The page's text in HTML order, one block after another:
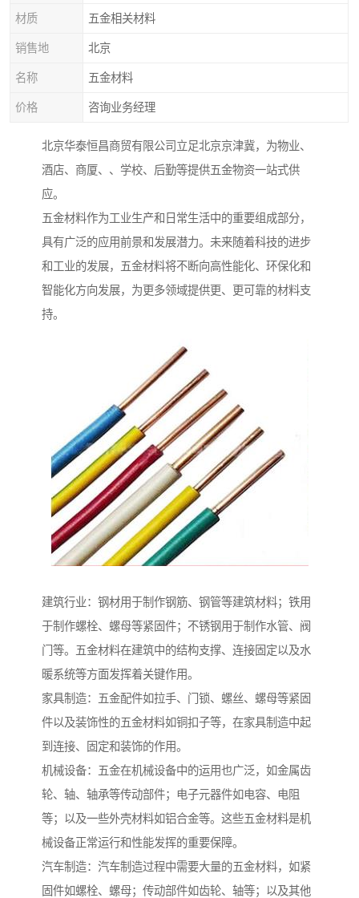
材质 五金相关材料
销售地 北京
名称 五金材料
价格 咨询业务经理
北京华泰恒昌商贸有限公司立足北京京津冀，为物业、
酒店、商厦、、学校、后勤等提供五金物资一站式供
应。
五金材料作为工业生产和日常生活中的重要组成部分，
具有广泛的应用前景和发展潜力。未来随着科技的进步
和工业的发展，五金材料将不断向高性能化、环保化和
智能化方向发展，为更多领域提供更、更可靠的材料支
持。
建筑行业：钢材用于制作钢筋、钢管等建筑材料；铁用
于制作螺栓、螺母等紧固件；不锈钢用于制作水管、阀
门等。五金材料在建筑中的结构支撑、连接固定以及水
暖系统等方面发挥着关键作用。
家具制造：五金配件如拉手、门锁、螺丝、螺母等紧固
件以及装饰性的五金材料如铜扣子等，在家具制造中起
到连接、固定和装饰的作用。
机械设备：五金在机械设备中的运用也广泛，如金属齿
轮、轴、轴承等传动部件；电子元器件如电容、电阻
等；以及一些外壳材料如铝合金等。这些五金材料是机
械设备正常运行和性能发挥的重要保障。
汽车制造：汽车制造过程中需要大量的五金材料，如紧
固件如螺栓、螺母；传动部件如齿轮、轴等；以及其他